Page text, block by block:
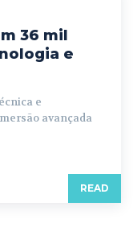
36 mil
e
e
avançada
READ